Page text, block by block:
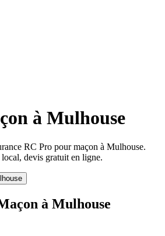
à Mulhouse
RC Pro pourmaçon à Mulhouse.
devis gratuit en ligne.
à Mulhouse